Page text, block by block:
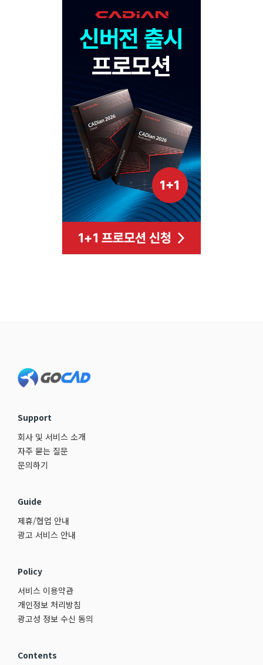
Support
회사 및 서비스 소개
자주 묻는 질문
문의하기
Guide
제휴/협업 안내
광고 서비스 안내
Policy
서비스 이용약관
개인정보 처리방침
광고성 정보 수신 동의
Contents